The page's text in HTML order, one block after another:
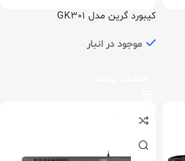
کیبورد گرین مدل GK301
موجود در انبار